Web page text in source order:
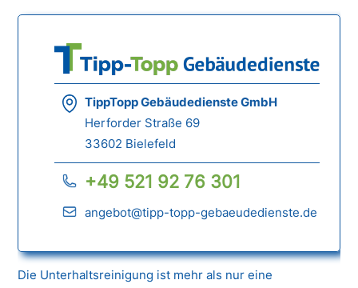
TippTopp Gebäudedienste GmbH
Herforder Straße 69
33602 Bielefeld
+49 521 92 76 301
angebot@tipp-topp-gebaeudedienste.de
Die Unterhaltsreinigung ist mehr als nur eine